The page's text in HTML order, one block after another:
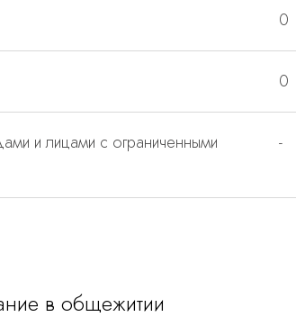
0
0
и лицами с ограниченными
-
в общежитии